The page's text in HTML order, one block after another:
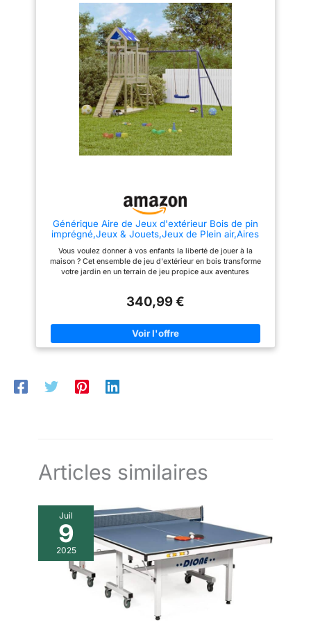
rustique Cadre robuste et stable
: le cadre en bois assure la
robustesse et la stabilité De
plus, les pieds en forme de A
de la balançoire pour enfants
permettent de garder l'équilibre
avec votre commande, n'hésitez
pas à nous contacter par e-mail.
Générique Aire de Jeux d'extérieur Bois de pin
imprégné,Jeux & Jouets,Jeux de Plein air,Aires
Vous voulez donner à vos enfants la liberté de jouer à la
maison ? Cet ensemble de jeu d'extérieur en bois transforme
votre jardin en un terrain de jeu propice aux aventures
de pin massif est connu pour sa résistance et sa durabilité.
charme rustique. Il a été imprégné avec une solution de
conservation et a subi un traitement en autoclave, ce qui
renforce sa résistance à la pourriture et aux intempéries.
340,99 €
Articles similaires
Juil
9
2025